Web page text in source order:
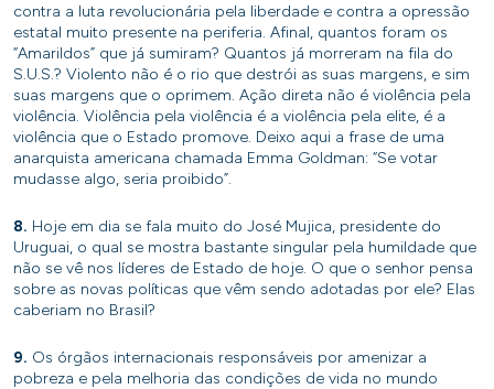
contra a luta revolucionária pela liberdade e contra a opressão
estatal muito presente na periferia. Afinal, quantos foram os
“Amarildos” que já sumiram? Quantos já morreram na fila do
S.U.S.? Violento não é o rio que destrói as suas margens, e sim
suas margens que o oprimem. Ação direta não é violência pela
violência. Violência pela violência é a violência pela elite, é a
violência que o Estado promove. Deixo aqui a frase de uma
anarquista americana chamada Emma Goldman: “Se votar
mudasse algo, seria proibido”.
8. Hoje em dia se fala muito do José Mujica, presidente do
Uruguai, o qual se mostra bastante singular pela humildade que
não se vê nos líderes de Estado de hoje. O que o senhor pensa
sobre as novas políticas que vêm sendo adotadas por ele? Elas
caberiam no Brasil?
9. Os órgãos internacionais responsáveis por amenizar a
pobreza e pela melhoria das condições de vida no mundo